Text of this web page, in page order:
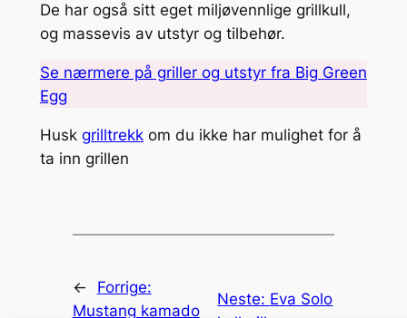
De har også sitt eget miljøvennlige grillkull,
og massevis av utstyr og tilbehør.
Se nærmere på griller og utstyr fra Big Green
Egg
Husk grilltrekkom du ikke har mulighet for å
ta inn grillen
←
Forrige:
Mustang kamado
Neste: Eva Solo